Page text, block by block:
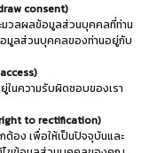
consent)
มวลผลข้อมูลส่วนบุคคลที่ท่าน
อมูลส่วนบุคคลของท่านอยู่กับ
นความรับผิดชอบของเรา
to rectification)
อง เพื่อให้เป็นปัจจุบันและ